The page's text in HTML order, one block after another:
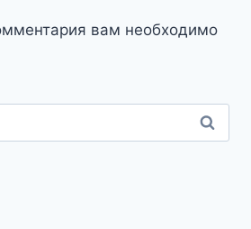
вам необходимо